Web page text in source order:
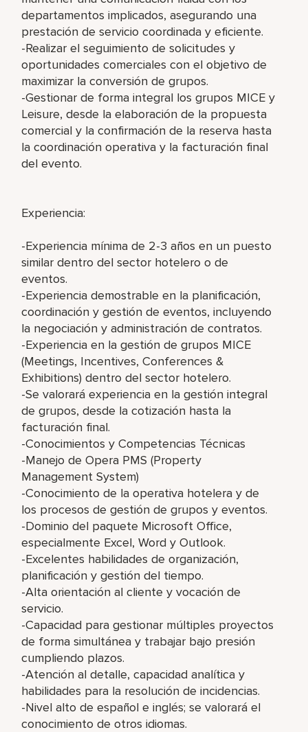
departamentos implicados, asegurando una
prestación de servicio coordinada y eficiente.
-Realizar el seguimiento de solicitudes y
oportunidades comerciales con el objetivo de
maximizar la conversión de grupos.
-Gestionar de forma integral los grupos MICE y
Leisure, desde la elaboración de la propuesta
comercial y la confirmación de la reserva hasta
la coordinación operativa y la facturación final
del evento.
Experiencia:
-Experiencia mínima de 2-3 años en un puesto
similar dentro del sector hotelero o de
eventos.
-Experiencia demostrable en la planificación,
coordinación y gestión de eventos, incluyendo
la negociación y administración de contratos.
-Experiencia en la gestión de grupos MICE
(Meetings, Incentives, Conferences &
Exhibitions) dentro del sector hotelero.
-Se valorará experiencia en la gestión integral
de grupos, desde la cotización hasta la
facturación final.
-Conocimientos y Competencias Técnicas
-Manejo de Opera PMS (Property
Management System)
-Conocimiento de la operativa hotelera y de
los procesos de gestión de grupos y eventos.
-Dominio del paquete Microsoft Office,
especialmente Excel, Word y Outlook.
-Excelentes habilidades de organización,
planificación y gestión del tiempo.
-Alta orientación al cliente y vocación de
servicio.
-Capacidad para gestionar múltiples proyectos
de forma simultánea y trabajar bajo presión
cumpliendo plazos.
-Atención al detalle, capacidad analítica y
habilidades para la resolución de incidencias.
-Nivel alto de español e inglés; se valorará el
conocimiento de otros idiomas.